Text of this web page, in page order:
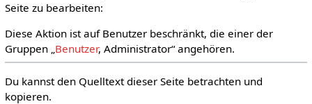
Seite zu bearbeiten:
Diese Aktion ist auf Benutzer beschränkt, die einer der
Gruppen „Benutzer, Administrator“ angehören.
Du kannst den Quelltext dieser Seite betrachten und
kopieren.